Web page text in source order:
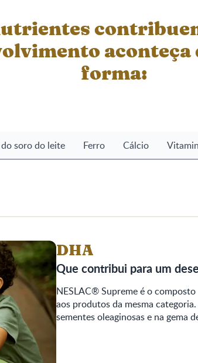
aconteça
forma:
soro do leite​ Ferro Cálcio
DHA
Que contribui para um
NESLAC® Supreme é o
aos produtos da mesma
sementes oleaginosas e na gema